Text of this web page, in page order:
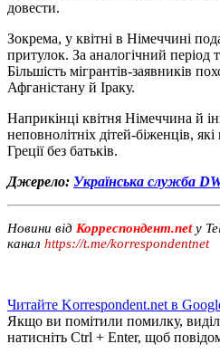
довести.
Зокрема, у квітні в Німеччині
притулок. За аналогічний період
Більшість мігрантів-заявників
Афганістану й Іраку.
Наприкінці квітня Німеччина й
неповнолітніх дітей-біженців,
Греції без батьків.
Джерело: Українська служба
Новини від Корреспондент.netу
канал https://t.me/korrespondentnet
Читайте Korrespondent.net в
Якщо ви помітили помилку,
натисніть Ctrl + Enter, щоб